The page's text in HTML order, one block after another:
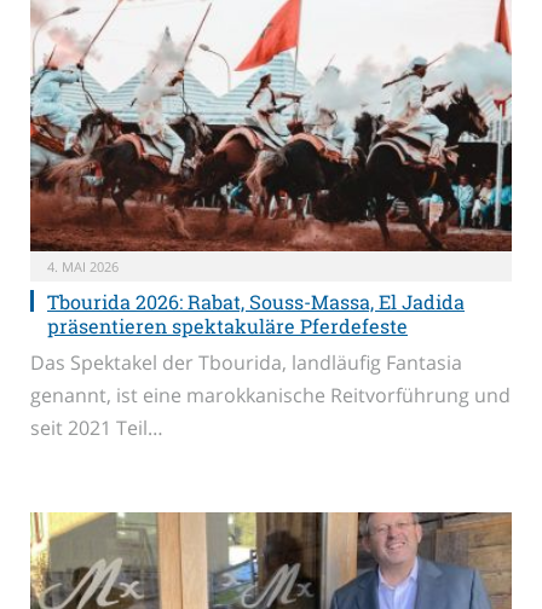
4. MAI 2026
Tbourida 2026: Rabat, Souss-Massa, El Jadida
präsentieren spektakuläre Pferdefeste
Das Spektakel der Tbourida, landläufig Fantasia
genannt, ist eine marokkanische Reitvorführung und
seit 2021 Teil…